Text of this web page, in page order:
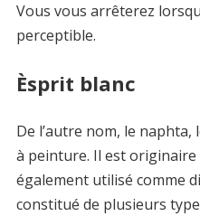
Vous vous arrêterez
perceptible.
Èsprit blanc
De l’autre nom, le
à peinture. Il est originaire
également utilisé comme
constitué de plusieurs